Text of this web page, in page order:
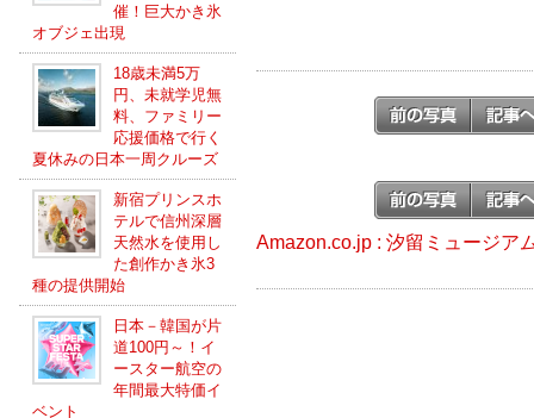
催！巨大かき氷
オブジェ出現
18歳未満5万
円、未就学児無
料、ファミリー
応援価格で行く
夏休みの日本一周クルーズ
新宿プリンスホ
テルで信州深層
天然水を使用し
た創作かき氷3
種の提供開始
日本－韓国が片
道100円～！イ
ースター航空の
年間最大特価イ
ベント
Amazon.co.jp : 汐留ミュージア